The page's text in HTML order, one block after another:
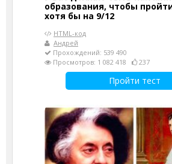
образования, чтобы
хотя бы на 9/12
HTML-код
Андрей
Прохождений: 539 490
Просмотров: 1 082 418
237
Пройти тест